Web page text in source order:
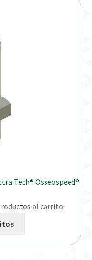
Tech® Osseospeed®
al carrito.